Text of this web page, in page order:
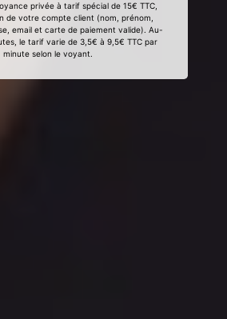
privée à tarif spécial de 15€ TTC,
de votre compte client (nom, prénom,
email et carte de paiement valide). Au-
le tarif varie de 3,5€ à 9,5€ TTC par
minute selon le voyant.